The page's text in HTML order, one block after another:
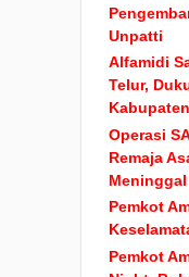
Unpatti
Alfamidi
Telur,
Operasi
Remaja
Pemkot
Pemkot